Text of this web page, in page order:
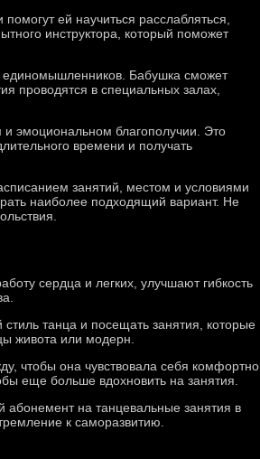
ей научиться расслабляться,
инструктора, который поможет
единомышленников. Бабушка сможет
проводятся в специальных залах,
и эмоциональном благополучии. Это
времени и получать
занятий, местом и условиями
наиболее подходящий вариант. Не
сердца и легких, улучшают гибкость
танца и посещать занятия, которые
живота или модерн.
чтобы она чувствовала себя комфортно
еще больше вдохновить на занятия.
на танцевальные занятия в
к саморазвитию.